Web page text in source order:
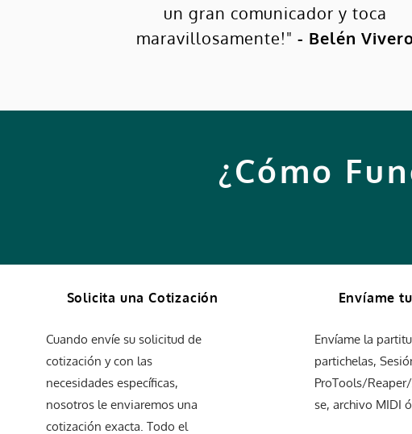
un gran comunicador y toca
maravillosamente!" - Belén
¿Cómo
Solicita una Cotización
Cuando envíe su solicitud de
cotización y con las
necesidades específicas,
nosotros le enviaremos una
cotización exacta. Todo el
Envíame
Envíame la
partichelas,
ProTools/
se, archivo MIDI